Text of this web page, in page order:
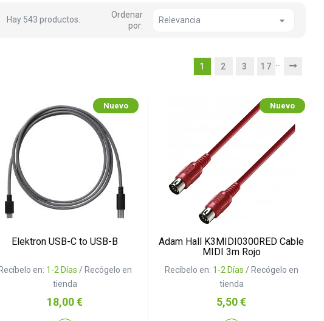
Hay 543 productos.
Ordenar
por:
Relevancia 
1 2 3 17
Nuevo
Elektron USB-C to USB-B
Recíbelo en: 1-2 Días / Recógelo en
tienda
Precio
18,00 €
Nuevo
Adam Hall K3MIDI0300RED Cable
MIDI 3m Rojo
Recíbelo en: 1-2 Días / Recógelo en
tienda
Precio
5,50 €